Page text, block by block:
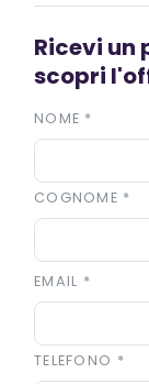
Ricevi un
scopri
NOME *
COGNOME *
EMAIL *
TELEFONO *